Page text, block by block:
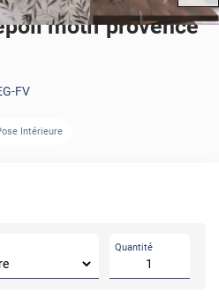
motif provence
FV
Intérieure
Quantité